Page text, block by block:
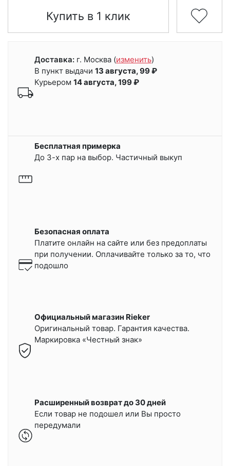
Купить в 1 клик
Доставка: г. Москва (изменить)
В пункт выдачи 13 августа, 99 ₽
Курьером 14 августа, 199 ₽
Бесплатная примерка
До 3-х пар на выбор. Частичный выкуп
Безопасная оплата
Платите онлайн на сайте или без предоплаты
при получении. Оплачивайте только за то, что
подошло
Официальный магазин Rieker
Оригинальный товар. Гарантия качества.
Маркировка «Честный знак»
Расширенный возврат до 30 дней
Если товар не подошел или Вы просто
передумали